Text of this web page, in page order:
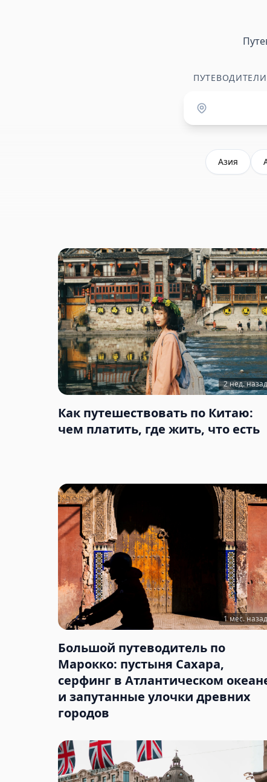
Азия
2 нед. назад
Как путешествовать по Китаю:
чем платить, где жить, что есть
1 мес. назад
Большой путеводитель по
Марокко: пустыня Сахара,
серфинг в Атлантическом
и запутанные улочки древних
городов